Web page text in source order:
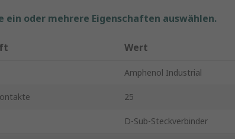
ein oder mehrere Eigenschaften auswählen.
Wert
Amphenol Industrial
25
D-Sub-Steckverbinder